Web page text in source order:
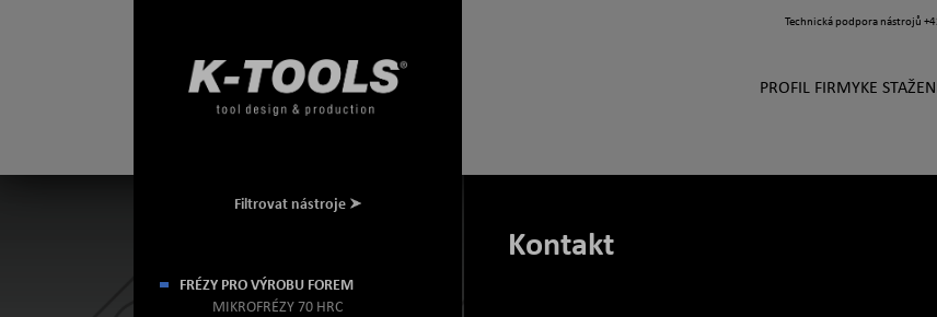
Technická podpora nástrojů
PROFIL FIRMYKE
Filtrovat nástroje
FRÉZY PRO VÝROBU FOREM
MIKROFRÉZY 70 HRC
Kontakt